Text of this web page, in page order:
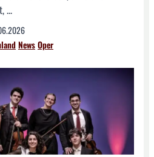
...
NewsOper